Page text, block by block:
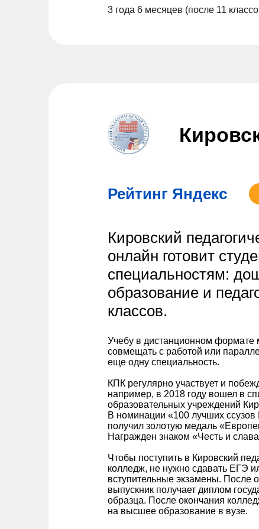
3 года 6 месяцев (после 11
Рейтинг Яндекс
Кировский
онлайн готовит
специальностям:
образование и
классов.
Учебу в дистанционном формате
совмещать с работой или
еще одну специальность.
КПК регулярно участвует и
например, в 2018 году вошел в
образовательных учреждений
В номинации «100 лучших ссузов
получил золотую медаль
Награжден знаком «Честь и
Чтобы поступить в Кировский
колледж, не нужно сдавать ЕГЭ
вступительные экзамены. После
выпускник получает диплом
образца. После окончания
на высшее образование в вузе.